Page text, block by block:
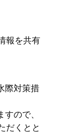
報を共有
際対策措
ので、
だくとと